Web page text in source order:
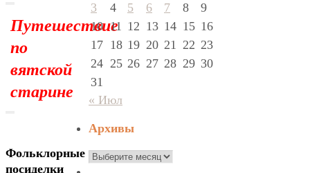
Путешествие
по
вятской
старине
Фольклорные
посиделки
3
4 5 6 7 8
9
10 11 12 13 14 15 16
17 18 19 20 21 22 23
24 25 26 27 28 29 30
31
« Июл
Архивы
Архивы